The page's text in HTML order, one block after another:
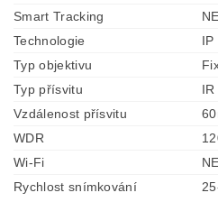
Smart Tracking
NE
Technologie
IP
Typ objektivu
Typ přísvitu
IR
Vzdálenost přísvitu
WDR
Wi-Fi
NE
Rychlost snímkování